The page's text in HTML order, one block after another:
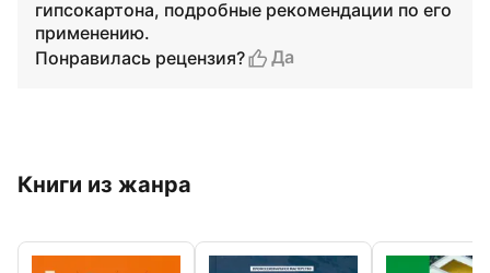
гипсокартона, подробные рекомендации по его
применению.
Понравилась рецензия?
Да
Книги из жанра